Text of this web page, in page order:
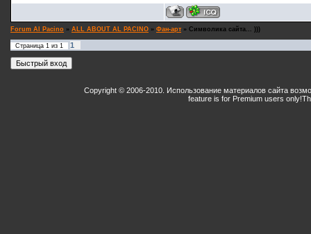
Forum Al Pacino » ALL ABOUT AL PACINO » Фан-арт » Символика сайта... )))
Страница 1 из 1 1
Copyright © 2006-2010. Использование материалов сайта
feature is for Premium users only!